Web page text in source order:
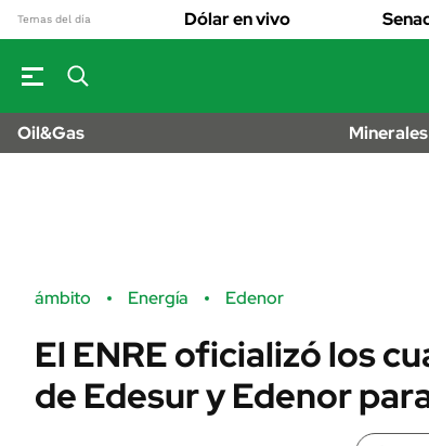
Temas del día Dólar en vivo
Banco de Datos
FINANZAS
Dólar
Real Estate
Sustentabilidad
ENERGY REPORT
POLÍTICA
Oil&Gas
ámbito Energía Edenor
El ENRE oficializó los
de Edesur y Edenor